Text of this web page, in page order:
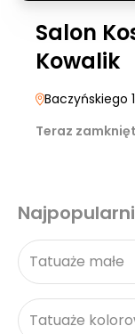
Salon
Kowalik
Baczyńskiego
Teraz
Tatuaże małe
Tatuaże